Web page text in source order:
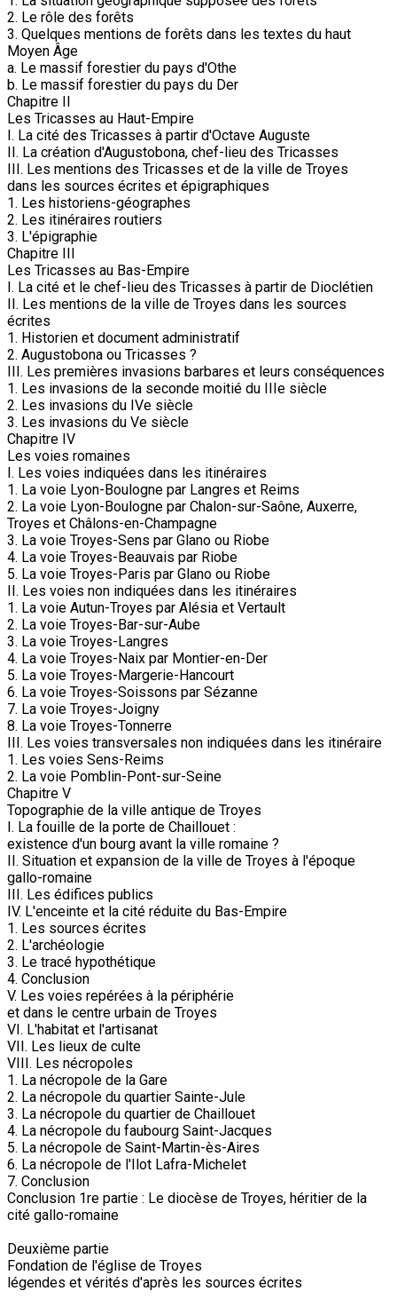
2. Le rôle des forêts
3. Quelques mentions de forêts dans les textes du haut
Moyen Âge
a. Le massif forestier du pays d'Othe
b. Le massif forestier du pays du Der
Chapitre II
Les Tricasses au Haut-Empire
I. La cité des Tricasses à partir d'Octave Auguste
II. La création d'Augustobona, chef-lieu des Tricasses
III. Les mentions des Tricasses et de la ville de Troyes
dans les sources écrites et épigraphiques
1. Les historiens-géographes
2. Les itinéraires routiers
3. L'épigraphie
Chapitre III
Les Tricasses au Bas-Empire
I. La cité et le chef-lieu des Tricasses à partir de Dioclétien
II. Les mentions de la ville de Troyes dans les sources
écrites
1. Historien et document administratif
2. Augustobona ou Tricasses ?
III. Les premières invasions barbares et leurs conséquences
1. Les invasions de la seconde moitié du IIIe siècle
2. Les invasions du IVe siècle
3. Les invasions du Ve siècle
Chapitre IV
Les voies romaines
I. Les voies indiquées dans les itinéraires
1. La voie Lyon-Boulogne par Langres et Reims
2. La voie Lyon-Boulogne par Chalon-sur-Saône, Auxerre,
Troyes et Châlons-en-Champagne
3. La voie Troyes-Sens par Glano ou Riobe
4. La voie Troyes-Beauvais par Riobe
5. La voie Troyes-Paris par Glano ou Riobe
II. Les voies non indiquées dans les itinéraires
1. La voie Autun-Troyes par Alésia et Vertault
2. La voie Troyes-Bar-sur-Aube
3. La voie Troyes-Langres
4. La voie Troyes-Naix par Montier-en-Der
5. La voie Troyes-Margerie-Hancourt
6. La voie Troyes-Soissons par Sézanne
7. La voie Troyes-Joigny
8. La voie Troyes-Tonnerre
III. Les voies transversales non indiquées dans les itinéraire
1. Les voies Sens-Reims
2. La voie Pomblin-Pont-sur-Seine
Chapitre V
Topographie de la ville antique de Troyes
I. La fouille de la porte de Chaillouet :
existence d'un bourg avant la ville romaine ?
II. Situation et expansion de la ville de Troyes à l'époque
gallo-romaine
III. Les édifices publics
IV. L'enceinte et la cité réduite du Bas-Empire
1. Les sources écrites
2. L'archéologie
3. Le tracé hypothétique
4. Conclusion
V. Les voies repérées à la périphérie
et dans le centre urbain de Troyes
VI. L'habitat et l'artisanat
VII. Les lieux de culte
VIII. Les nécropoles
1. La nécropole de la Gare
2. La nécropole du quartier Sainte-Jule
3. La nécropole du quartier de Chaillouet
4. La nécropole du faubourg Saint-Jacques
5. La nécropole de Saint-Martin-ès-Aires
6. La nécropole de l'Ilot Lafra-Michelet
7. Conclusion
Conclusion 1re partie : Le diocèse de Troyes, héritier de la
cité gallo-romaine
Deuxième partie
Fondation de l'église de Troyes
légendes et vérités d'après les sources écrites